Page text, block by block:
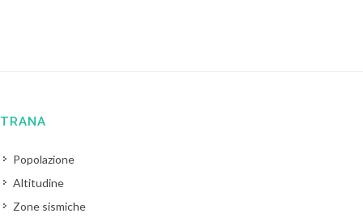
TRANA
Popolazione
Altitudine
Zone sismiche